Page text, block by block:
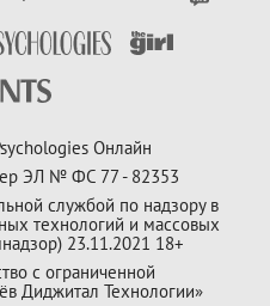
Онлайн
ЭЛ № ФС 77 - 82353
службой по надзору в
технологий и массовых
23.11.2021 18+
с ограниченной
Диджитал Технологии»